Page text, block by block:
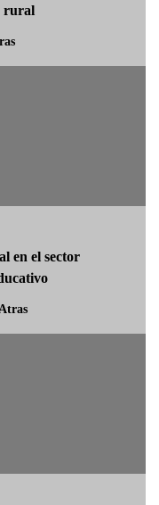
rural
en el sector